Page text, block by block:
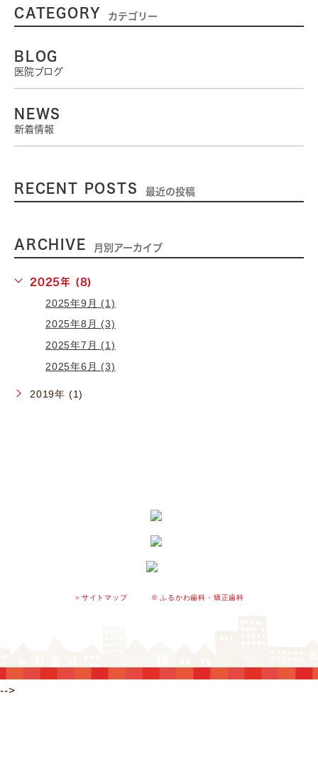
CATEGORY カテゴリー
BLOG
医院ブログ
NEWS
新着情報
RECENT POSTS 最近の投稿
ARCHIVE 月別アーカイブ
2025年 (8)
2025年9月 (1)
2025年8月 (3)
2025年7月 (1)
2025年6月 (3)
2019年 (1)
＞サイトマップ © ふるかわ歯科・矯正歯科
-->